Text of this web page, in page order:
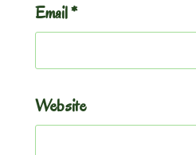
Email*
Website